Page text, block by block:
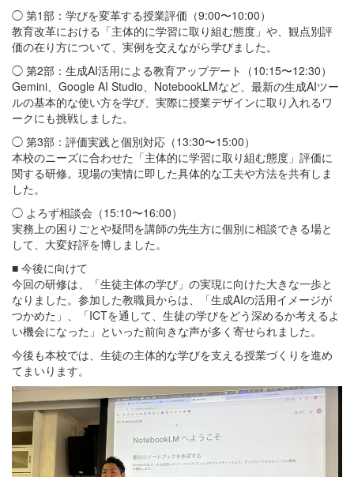
◯ 第1部：学びを変革する授業評価（9:00〜10:00）
教育改革における「主体的に学習に取り組む態度」や、観点別評
価の在り方について、実例を交えながら学びました。
◯ 第2部：生成AI活用による教育アップデート（10:15〜12:30）
Gemini、Google AI Studio、NotebookLMなど、最新の生成AIツー
ルの基本的な使い方を学び、実際に授業デザインに取り入れるワ
ークにも挑戦しました。
◯ 第3部：評価実践と個別対応（13:30〜15:00）
本校のニーズに合わせた「主体的に学習に取り組む態度」評価に
関する研修。現場の実情に即した具体的な工夫や方法を共有しま
した。
◯ よろず相談会（15:10〜16:00）
実務上の困りごとや疑問を講師の先生方に個別に相談できる場と
して、大変好評を博しました。
■ 今後に向けて
今回の研修は、「生徒主体の学び」の実現に向けた大きな一歩と
なりました。参加した教職員からは、「生成AIの活用イメージが
つかめた」、「ICTを通して、生徒の学びをどう深めるか考えるよ
い機会になった」といった前向きな声が多く寄せられました。
今後も本校では、生徒の主体的な学びを支える授業づくりを進め
てまいります。